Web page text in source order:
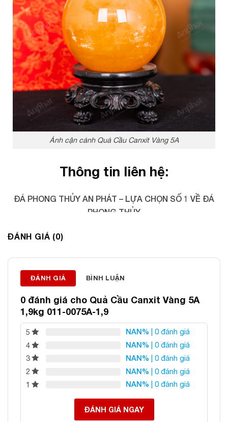
Ảnh cận cảnh Quả Cầu Canxit Vàng 5A
Thông tin liên hệ:
ĐÁ PHONG THỦY AN PHÁT – LỰA CHỌN SỐ 1 VỀ ĐÁ
PHONG THỦY
ĐÁNH GIÁ (0)
ĐÁNH GIÁ BÌNH LUẬN
0 đánh giá cho Quả Cầu Canxit Vàng 5A
1,9kg 011-0075A-1,9
5 NAN% | 0 đánh giá
4
NAN% | 0 đánh giá
3
NAN% | 0 đánh giá
2
NAN% | 0 đánh giá
1
NAN% | 0 đánh giá
ĐÁNH GIÁ NGAY